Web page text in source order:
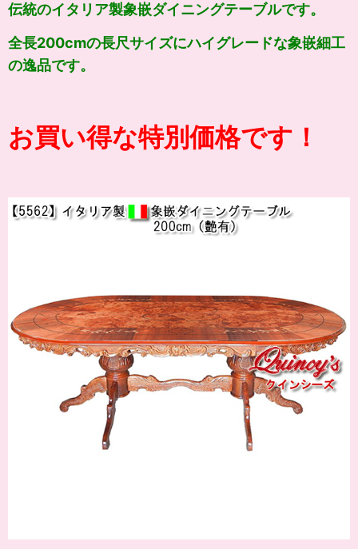
伝統のイタリア製象嵌ダイニングテーブルです。
全長200cmの長尺サイズにハイグレードな象嵌細工
の逸品です。
お買い得な特別価格です！